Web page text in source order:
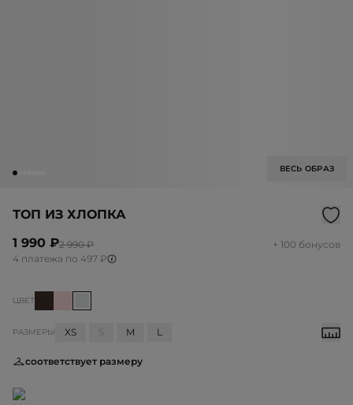
ВЕСЬ ОБРАЗ
ТОП ИЗ ХЛОПКА
1 990 ₽2 990 ₽
+ 100 бонусов
4 платежа по 497 ₽
ЦВЕТ
РАЗМЕРЫ XS M L
соответствует размеру